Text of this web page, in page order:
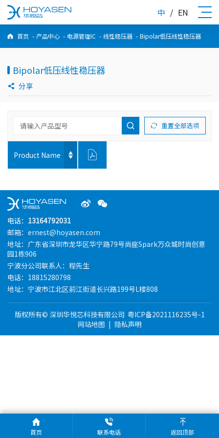
中 / EN
首页 - 产品中心 - 电源管理IC - 线性稳压器 - Bipolar低压线性稳压器
Bipolar低压线性稳压器
分享
重置全部选项
Product Name
电话： 13164792031
邮箱：ernest@hoyasen.com
地址：广东省深圳市龙华区华宁路79号尚座Spark万众城时尚创意
园1栋906
宁波分公司联系人：程先生
电话：18815280798
地址：宁波市江北区前江街道长兴路199号L楼808
版权所有© 深圳华悦芯科技有限公司 粤ICP备2021116235号-1
网站地图 | 隐私声明
首页 联系电话 返回顶部